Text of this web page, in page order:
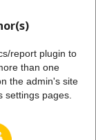
report plugin to
than one
the admin's site
pages.